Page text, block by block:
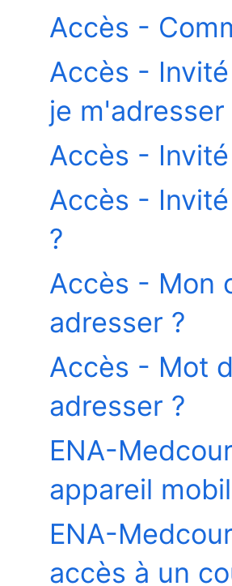
Accès -
Accès -
je m'adresser
Accès -
Accès -
?
Accès - Mon
adresser ?
Accès - Mot
adresser ?
ENA-
appareil
ENA-
accès à un